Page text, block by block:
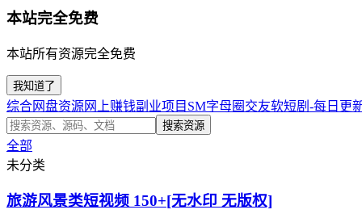
本站完全免费
本站所有资源完全免费
我知道了
综合网盘资源 网上赚钱副业项目 SM字母圈交友软短剧-每日更
搜索资源
全部
未分类
旅游风景类短视频 150+[无水印 无版权]